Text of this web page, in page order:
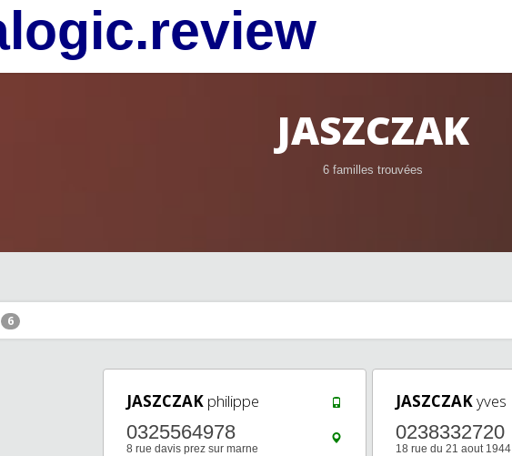
JASZCZAK
6 familles trouvées
6
JASZCZAK philippe
0325564978
8 rue davis prez sur marne
JASZCZAKyves
0238332720
18 rue du 21 aout 1944